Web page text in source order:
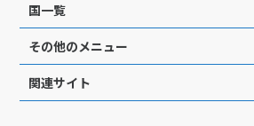
国一覧
その他のメニュー
関連サイト